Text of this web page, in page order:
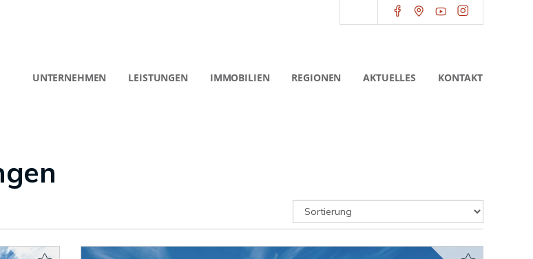
UNTERNEHMEN LEISTUNGEN IMMOBILIEN REGIONEN AKTUELLES KONTAKT